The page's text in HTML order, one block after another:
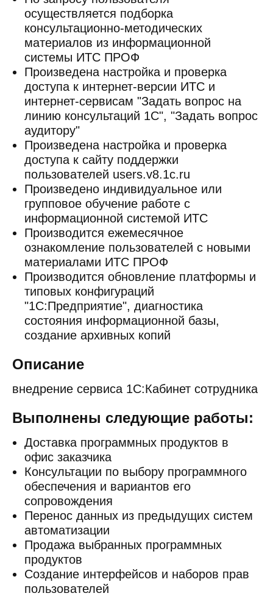
осуществляется подборка
консультационно-методических
материалов из информационной
системы ИТС ПРОФ
Произведена настройка и проверка
доступа к интернет-версии ИТС и
интернет-сервисам "Задать вопрос на
линию консультаций 1С", "Задать вопрос
аудитору"
Произведена настройка и проверка
доступа к сайту поддержки
пользователей users.v8.1c.ru
Произведено индивидуальное или
групповое обучение работе с
информационной системой ИТС
Производится ежемесячное
ознакомление пользователей с новыми
материалами ИТС ПРОФ
Производится обновление платформы и
типовых конфигураций
"1С:Предприятие", диагностика
состояния информационной базы,
создание архивных копий
Описание
внедрение сервиса 1С:Кабинет сотрудника
Выполнены следующие работы:
Доставка программных продуктов в
офис заказчика
Консультации по выбору программного
обеспечения и вариантов его
сопровождения
Перенос данных из предыдущих систем
автоматизации
Продажа выбранных программных
продуктов
Создание интерфейсов и наборов прав
пользователей